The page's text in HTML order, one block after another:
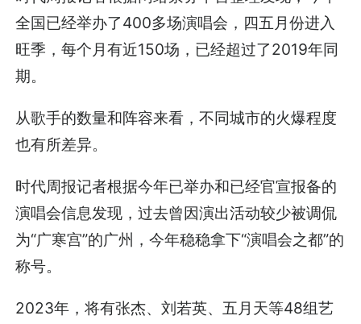
全国已经举办了400多场演唱会，四五月份进入
旺季，每个月有近150场，已经超过了2019年同
期。
从歌手的数量和阵容来看，不同城市的火爆程度
也有所差异。
时代周报记者根据今年已举办和已经官宣报备的
演唱会信息发现，过去曾因演出活动较少被调侃
为“广寒宫”的广州，今年稳稳拿下“演唱会之都”的
称号。
2023年，将有张杰、刘若英、五月天等48组艺